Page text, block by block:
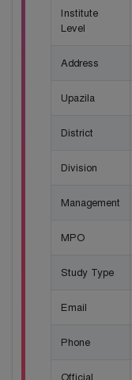
Institute
Level
Address
Upazila
District
Division
Management
MPO
Study Type
Email
Phone
Official